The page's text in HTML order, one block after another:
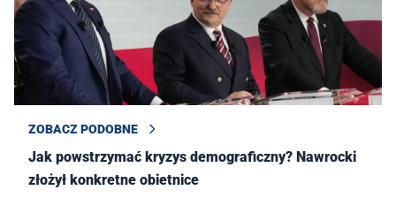
ZOBACZ PODOBNE
Jak powstrzymać kryzys demograficzny? Nawrocki
złożył konkretne obietnice